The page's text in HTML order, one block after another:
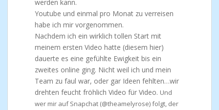
werden kann.
Youtube und einmal pro Monat zu verreisen
habe ich mir vorgenommen.
Nachdem ich ein wirklich tollen Start mit
meinem ersten Video hatte (diesem hier)
dauerte es eine gefühlte Ewigkeit bis ein
zweites online ging. Nicht weil ich und mein
Team zu faul war, oder gar Ideen fehlten…wir
drehten feucht fröhlich Video für Video. Und
wer mir auf Snapchat (@theamelyrose) folgt, der